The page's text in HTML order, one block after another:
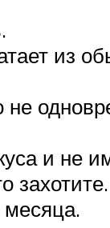
из
и не
захотите.